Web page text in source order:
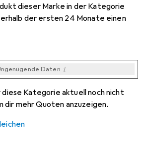
dieser Marke in der Kategorie
der ersten 24 Monate einen
Daten i
Kategorie aktuell noch nicht
dir mehr Quoten anzuzeigen.